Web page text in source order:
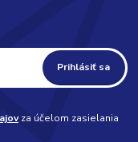
Prihlásiť sa
za účelom zasielania